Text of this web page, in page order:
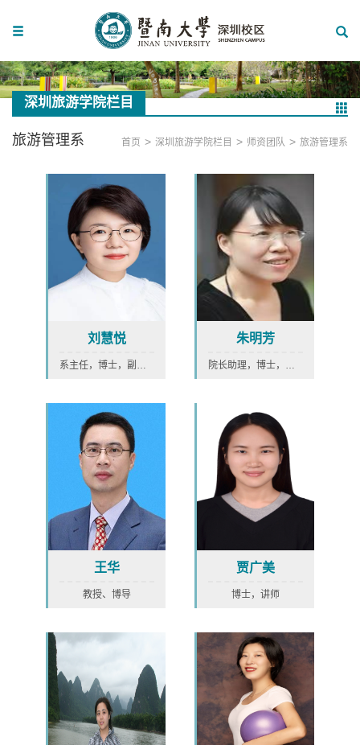
深圳旅游学院栏目
旅游管理系 首页 > 深圳旅游学院栏目 > 师资团队 > 旅游管理系
刘慧悦
系主任，博士，副教授
朱明芳
院长助理，博士，教授
王华
教授、博导
贾广美
博士，讲师